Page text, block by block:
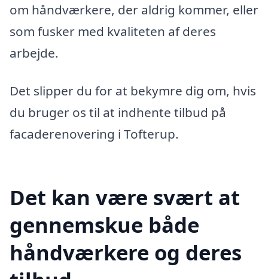
om håndværkere, der aldrig kommer, eller
som fusker med kvaliteten af deres
arbejde.
Det slipper du for at bekymre dig om, hvis
du bruger os til at indhente tilbud på
facaderenovering i Tofterup.
Det kan være svært at
gennemskue både
håndværkere og deres